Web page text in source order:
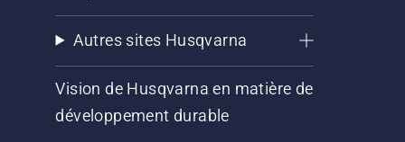
Autres sites Husqvarna
Vision de Husqvarna en matière de
développement durable